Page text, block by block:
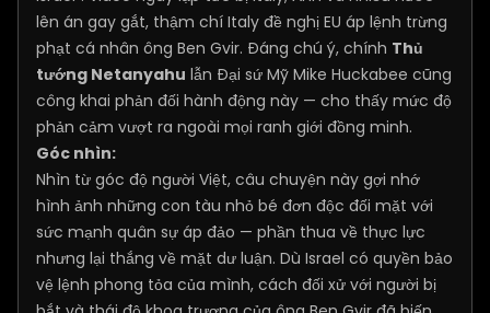
lên án gay gắt, thậm chí Italy đề nghị EU áp lệnh trừng
phạt cá nhân ông Ben Gvir. Đáng chú ý, chính Thủ
tướng Netanyahu lẫn Đại sứ Mỹ Mike Huckabee cũng
công khai phản đối hành động này — cho thấy mức độ
phản cảm vượt ra ngoài mọi ranh giới đồng minh.
Góc nhìn:
Nhìn từ góc độ người Việt, câu chuyện này gợi nhớ
hình ảnh những con tàu nhỏ bé đơn độc đối mặt với
sức mạnh quân sự áp đảo — phần thua về thực lực
nhưng lại thắng về mặt dư luận. Dù Israel có quyền bảo
vệ lệnh phong tỏa của mình, cách đối xử với người bị